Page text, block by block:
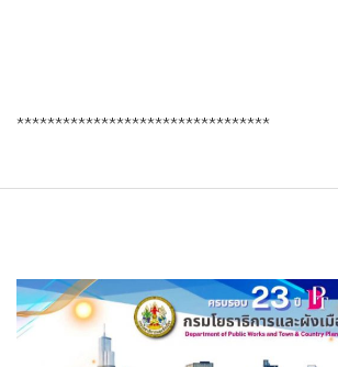
*********************************